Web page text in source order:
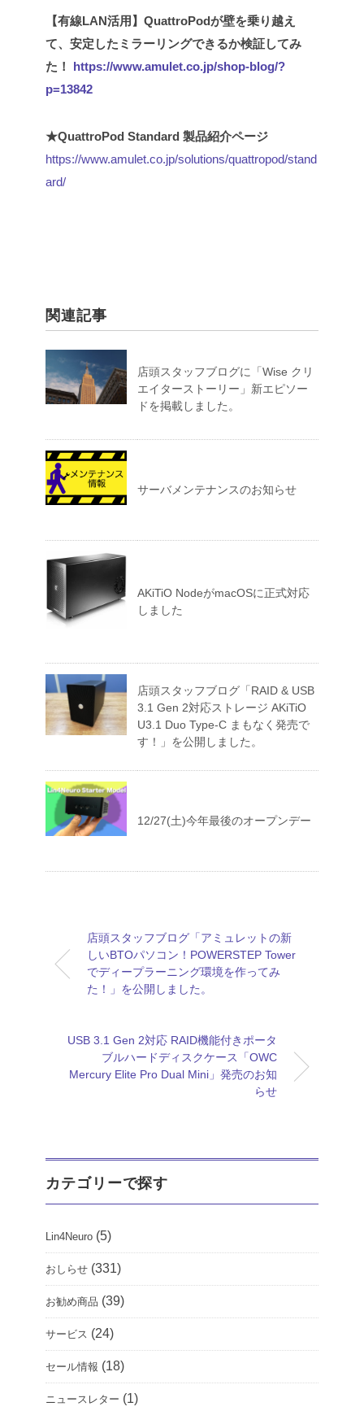
【有線LAN活用】QuattroPodが壁を乗り越え
て、安定したミラーリングできるか検証してみ
た！
https://www.amulet.co.jp/shop-blog/?
p=13842
★QuattroPod Standard 製品紹介ページ
https://www.amulet.co.jp/solutions/quattropod/stand
ard/
関連記事
店頭スタッフブログに「Wise クリ
エイターストーリー」新エピソー
ドを掲載しました。
サーバメンテナンスのお知らせ
AKiTiO NodeがmacOSに正式対応
しました
店頭スタッフブログ「RAID & USB
3.1 Gen 2対応ストレージ AKiTiO
U3.1 Duo Type-C まもなく発売で
す！」を公開しました。
12/27(土)今年最後のオープンデー
店頭スタッフブログ「アミュレットの新
しいBTOパソコン！POWERSTEP Tower
でディープラーニング環境を作ってみ
た！」を公開しました。
USB 3.1 Gen 2対応 RAID機能付きポータ
ブルハードディスクケース「OWC
Mercury Elite Pro Dual Mini」発売のお知
らせ
カテゴリーで探す
Lin4Neuro (5)
おしらせ (331)
お勧め商品 (39)
サービス (24)
セール情報 (18)
ニュースレター (1)